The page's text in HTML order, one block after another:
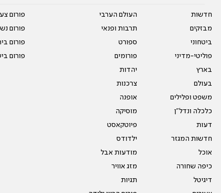
חדשות
מבזקים
ביטחוני
פוליטי-מדיני
בארץ
בעולם
משפט ופלילים
כלכלה ונדל"ן
דעות
חדשות המגזר
אוכל
כיפה שחורה
דיגיטל
העולם הערבי
תרבות ופנאי
ספורט
פורומים
יהדות
צרכנות
אופנה
מוסיקה
פיוטקאסט
ילדודס
מודעות אבל
מזג אוויר
תגיות
פורום
פורום
פורום
פורום